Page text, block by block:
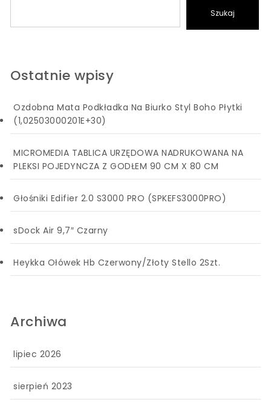
Szukaj
Ostatnie wpisy
Ozdobna Mata Podkładka Na Biurko Styl Boho Płytki
(1,02503000201E+30)
MICROMEDIA TABLICA URZĘDOWA NADRUKOWANA NA
PLEKSI POJEDYNCZA Z GODŁEM 90 CM X 80 CM
Głośniki Edifier 2.0 S3000 PRO (SPKEFS3000PRO)
sDock Air 9,7″ Czarny
Heykka Ołówek Hb Czerwony/Złoty Stello 2Szt.
Archiwa
lipiec 2026
sierpień 2023